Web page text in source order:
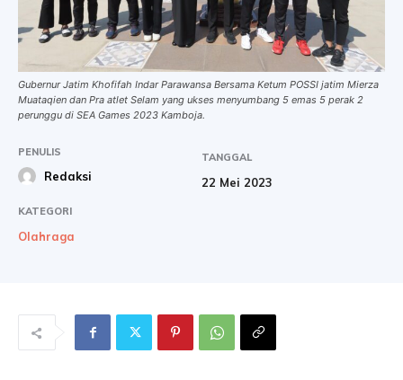
Gubernur Jatim Khofifah Indar Parawansa Bersama Ketum POSSI jatim Mierza
Muataqien dan Pra atlet Selam yang ukses menyumbang 5 emas 5 perak 2
perunggu di SEA Games 2023 Kamboja.
PENULIS
Redaksi
TANGGAL
22 Mei 2023
KATEGORI
Olahraga